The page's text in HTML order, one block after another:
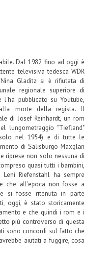
Dal 1982 fino ad oggi è
televisiva tedesca WDR
Nina Gladitz si è rifiutata di
regionale superiore di
l'ha pubblicato su Youtube,
morte della regista. Il
di Josef Reinhardt, un rom
lungometraggio "Tiefland"
nel 1954) e di tutte le
di Salisburgo-Maxglan
riprese non solo nessuna di
quasi tutti i bambini,
Riefenstahl ha sempre
che all'epoca non fosse a
si fosse ritenuta in parte
oggi, è stato storicamente
e che quindi i rom e i
più controverso di questa
sono concordi sul fatto che
aiutati a fuggire, cosa